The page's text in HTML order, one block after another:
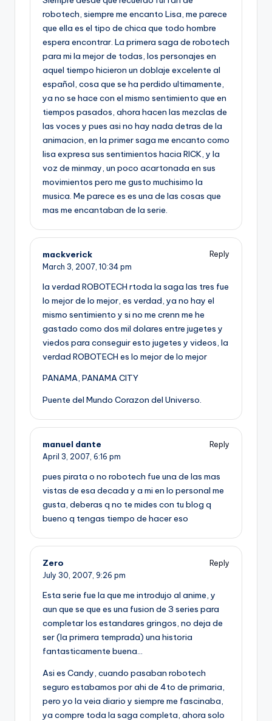
robotech, siempre me encanto Lisa, me parece
que ella es el tipo de chica que todo hombre
espera encontrar. La primera saga de robotech
para mi la mejor de todas, los personajes en
aquel tiempo hicieron un doblaje excelente al
español, cosa que se ha perdido ultimamente,
ya no se hace con el mismo sentimiento que en
tiempos pasados, ahora hacen las mezclas de
las voces y pues asi no hay nada detras de la
animacion, en la primer saga me encanto como
lisa expresa sus sentimientos hacia RICK, y la
voz de minmay, un poco acartonada en sus
movimientos pero me gusto muchisimo la
musica. Me parece es es una de las cosas que
mas me encantaban de la serie.
mackverick
Reply
March 3, 2007, 10:34 pm
la verdad ROBOTECH rtoda la saga las tres fue
lo mejor de lo mejor, es verdad, ya no hay el
mismo sentimiento y si no me crenn me he
gastado como dos mil dolares entre jugetes y
viedos para conseguir esto jugetes y videos, la
verdad ROBOTECH es lo mejor de lo mejor
PANAMA, PANAMA CITY
Puente del Mundo Corazon del Universo.
manuel dante
Reply
April 3, 2007, 6:16 pm
pues pirata o no robotech fue una de las mas
vistas de esa decada y a mi en lo personal me
gusta, deberas q no te mides con tu blog q
bueno q tengas tiempo de hacer eso
Zero
Reply
July 30, 2007, 9:26 pm
Esta serie fue la que me introdujo al anime, y
aun que se que es una fusion de 3 series para
completar los estandares gringos, no deja de
ser (la primera temprada) una historia
fantasticamente buena…
Asi es Candy, cuando pasaban robotech
seguro estabamos por ahi de 4to de primaria,
pero yo la veia diario y siempre me fascinaba,
ya compre toda la saga completa, ahora solo